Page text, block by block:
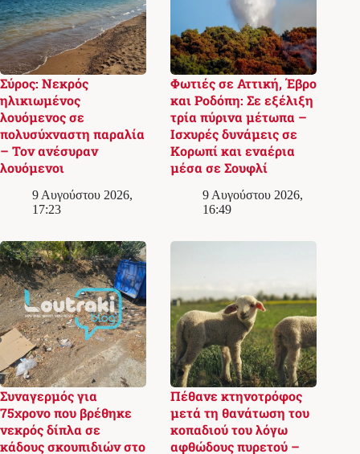
Σύρος: Νεκρός
ηλικιωμένος
λουόμενος σε
πολυσύχναστη παραλία
– Τον ανέσυραν
λουόμενοι
9 Αυγούστου 2026,
17:23
Φωτιές σε Αττική, Έβρο
και Ροδόπη: Σε εξέλιξη
τρία πύρινα μέτωπα –
Ισχυρές δυνάμεις σε
Κορωπί και εναέρια
μέσα σε Σουφλί
9 Αυγούστου 2026,
16:49
Συναγερμός για
75χρονο που βρέθηκε
νεκρός δίπλα σε
κάδους σκουπιδιών στο
Πέθανε κτηνοτρόφος
μετά τη θανάτωση του
κοπαδιού του λόγω
αφθώδους πυρετού –